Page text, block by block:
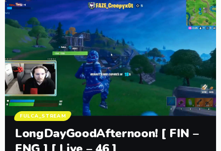
FULCA_STREAM
LongDayGoodAfternoon! [ FIN –